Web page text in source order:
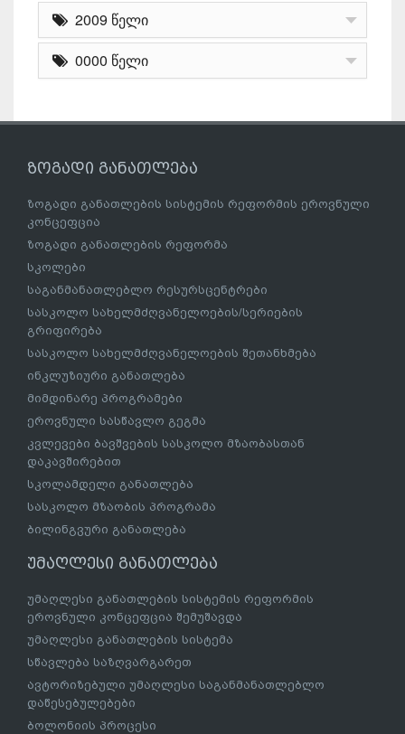
2009 წელი
0000 წელი
ზოგადი განათლება
ზოგადი განათლების სისტემის რეფორმის ეროვნული
კონცეფცია
ზოგადი განათლების რეფორმა
სკოლები
საგანმანათლებლო რესურსცენტრები
სასკოლო სახელმძღვანელოების/სერიების
გრიფირება
სასკოლო სახელმძღვანელოების შეთანხმება
ინკლუზიური განათლება
მიმდინარე პროგრამები
ეროვნული სასწავლო გეგმა
კვლევები ბავშვების სასკოლო მზაობასთან
დაკავშირებით
სკოლამდელი განათლება
სასკოლო მზაობის პროგრამა
ბილინგვური განათლება
უმაღლესი განათლება
უმაღლესი განათლების სისტემის რეფორმის
ეროვნული კონცეფცია შემუშავდა
უმაღლესი განათლების სისტემა
სწავლება საზღვარგარეთ
ავტორიზებული უმაღლესი საგანმანათლებლო
დაწესებულებები
ბოლონიის პროცესი